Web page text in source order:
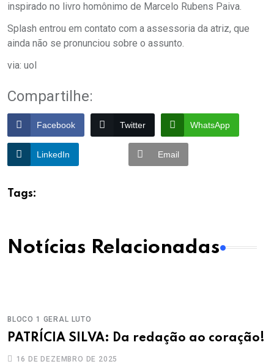
inspirado no livro homônimo de Marcelo Rubens Paiva.
Splash entrou em contato com a assessoria da atriz, que
ainda não se pronunciou sobre o assunto.
via: uol
Compartilhe:
Facebook Twitter WhatsApp
LinkedIn Email
Tags:
Notícias Relacionadas
BLOCO 1 GERAL LUTO
PATRÍCIA SILVA: Da redação ao coração!
16 DE DEZEMBRO DE 2025